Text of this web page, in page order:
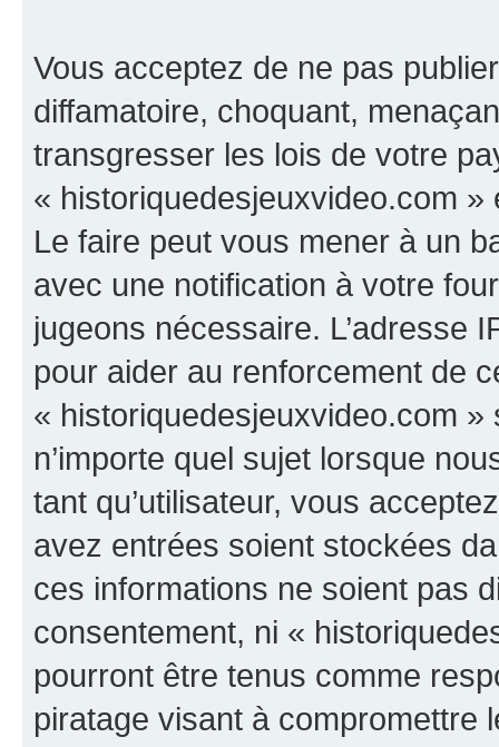
Vous acceptez de ne pas
diffamatoire, choquant,
transgresser les lois de votre
« historiquedesjeuxvideo.com
Le faire peut vous mener à un
avec une notification à votre
jugeons nécessaire. L’adresse
pour aider au renforcement de
« historiquedesjeuxvideo.com
n’importe quel sujet lorsque
tant qu’utilisateur, vous
avez entrées soient stockées
ces informations ne soient pas
consentement, ni «
pourront être tenus comme
piratage visant à compromettre